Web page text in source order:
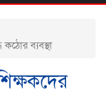
কঠোর ব্যবস্থা